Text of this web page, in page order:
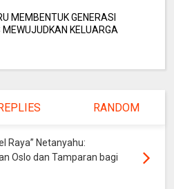
MEMBENTUK GENERASI
MEWUJUDKAN KELUARGA
REPLIES RANDOM
Raya” Netanyahu:
Oslo dan Tamparan bagi